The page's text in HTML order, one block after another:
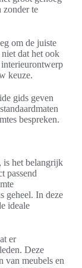
zonder te
om de juiste
dat het ook
keuze.
gids geven
bespreken.
is het belangrijk
passend
geheel. In deze
ideale
er
Deze
van meubels en